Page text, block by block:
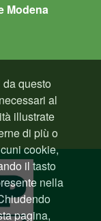
Modena
questo
al
illustrate
di più o
cookie,
il tasto
nella
pagina,